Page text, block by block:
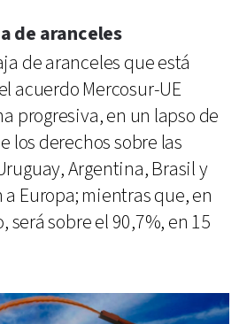
de aranceles
de aranceles que está
acuerdo Mercosur-UE
progresiva, en un lapso de
los derechos sobre las
Argentina, Brasil y
Europa; mientras que, en
será sobre el 90,7%, en 15